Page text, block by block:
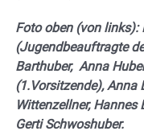
Foto oben (von links):
(Jugendbeauftragte
Barthuber, Anna
(1.Vorsitzende), Anna
Wittenzellner,
Gerti Schwoshuber.